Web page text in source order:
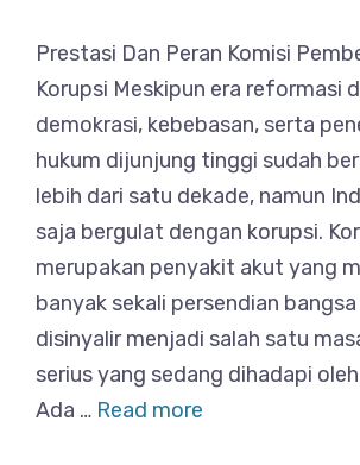
Prestasi Dan Peran Komisi
Korupsi Meskipun era reformasi
demokrasi, kebebasan, serta
hukum dijunjung tinggi sudah
lebih dari satu dekade, namun
saja bergulat dengan korupsi.
merupakan penyakit akut yang
banyak sekali persendian bangsa
disinyalir menjadi salah satu
serius yang sedang dihadapi
Ada … Read more